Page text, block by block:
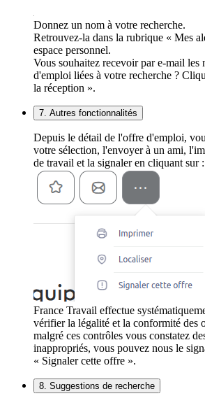
Donnez un nom à votre recherche.
Retrouvez-la dans la rubrique « Mes
espace personnel.
Vous souhaitez recevoir par e-mail les
d'emploi liées à votre recherche ?
la réception ».
7. Autres fonctionnalités
Depuis le détail de l'offre d'emploi,
votre sélection, l'envoyer à un ami,
de travail et la signaler en cliquant sur :
France Travail effectue
vérifier la légalité et la conformité des
malgré ces contrôles vous constatez
inappropriés, vous pouvez nous le
« Signaler cette offre ».
8. Suggestions de recherche